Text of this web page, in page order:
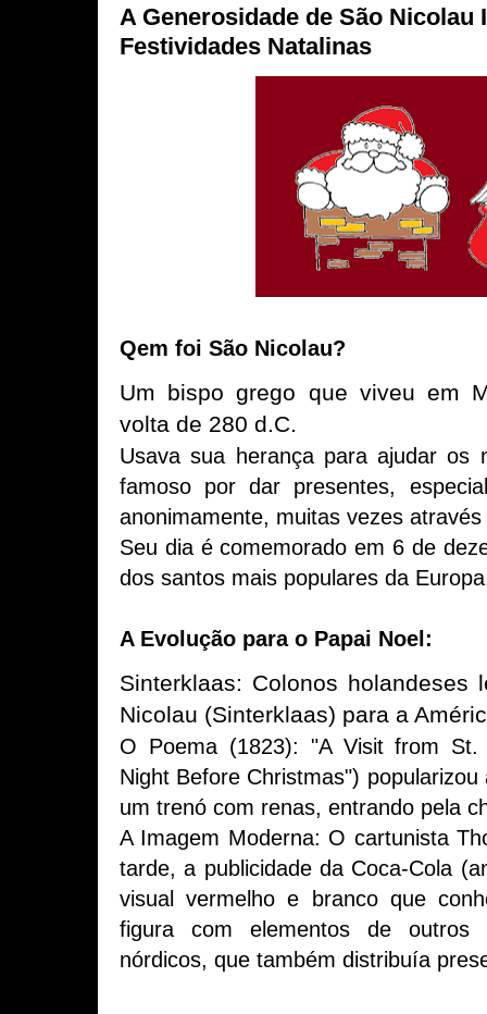
A Generosidade de São Nicolau
Festividades Natalinas
Qem foi São Nicolau?
Um bispo grego que viveu em
volta de 280 d.C.
Usava sua herança para ajudar os
famoso por dar presentes,
anonimamente, muitas vezes
Seu dia é comemorado em 6 de
dos santos mais populares da
A Evolução para o Papai Noel:
Sinterklaas: Colonos holandeses
Nicolau (Sinterklaas) para a
O Poema (1823): "A Visit from St.
Night Before Christmas")
um trenó com renas, entrando pela
A Imagem Moderna: O cartunista
tarde, a publicidade da Coca-Cola
visual vermelho e branco que
figura com elementos de
nórdicos, que também distribuía